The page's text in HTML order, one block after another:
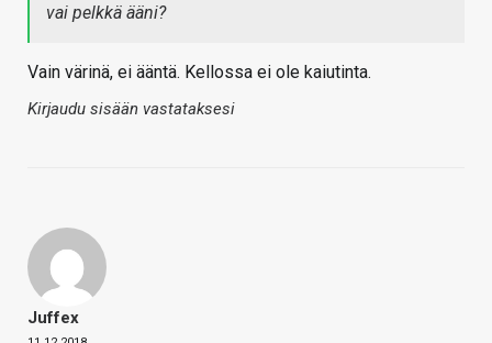
vai pelkkä ääni?
Vain värinä, ei ääntä. Kellossa ei ole kaiutinta.
Kirjaudu sisään vastataksesi
Juffex